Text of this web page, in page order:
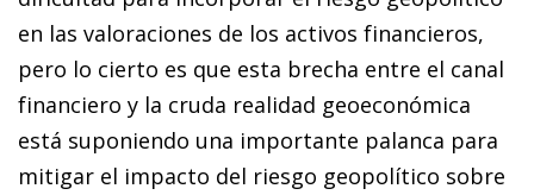
en las valoraciones de los activos financieros,
pero lo cierto es que esta brecha entre el canal
financiero y la cruda realidad geoeconómica
está suponiendo una importante palanca para
mitigar el impacto del riesgo geopolítico sobre